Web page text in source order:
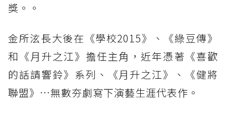
獎。。
金所泫長大後在《學校2015》、《綠豆傳》
和《月升之江》擔任主角，近年憑著《喜歡
的話請響鈴》系列、《月升之江》、《健將
聯盟》…無數夯劇寫下演藝生涯代表作。